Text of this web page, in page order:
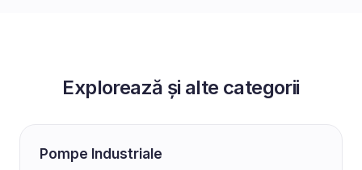
Explorează și alte categorii
Pompe Industriale